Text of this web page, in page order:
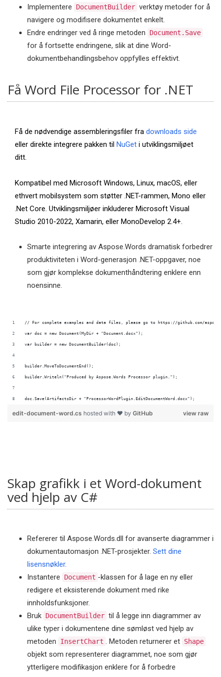
Implementere
DocumentBuilder verktøy metoder for å
navigere og modifisere dokumentet enkelt.
Endre endringer ved å ringe metoden
Document.Save
for å fortsette endringene, slik at dine Word-
dokumentbehandlingsbehov oppfylles effektivt.
Få Word File Processor for .NET
Få de nødvendige assembleringsfiler fra downloads side
eller direkte integrere pakken til NuGet i utviklingsmiljøet
ditt.
Kompatibel med Microsoft Windows, Linux, macOS, eller
ethvert mobilsystem som støtter .NET-rammen, Mono eller
.Net Core. Utviklingsmiljøer inkluderer Microsoft Visual
Studio 2010-2022, Xamarin, eller MonoDevelop 2.4+.
Smarte integrering av Aspose.Words dramatisk forbedrer
produktiviteten i Word-generasjon .NET-oppgaver, noe
som gjør komplekse dokumenthåndtering enklere enn
noensinne.
doc.Save(ArtifactsDir + "ProcessorWordPlugin.EditDocumentWord.docx");
view raw
edit-document-word.cs hosted with ❤ by GitHub
Skap grafikk i et Word-dokument
ved hjelp av C#
Refererer til Aspose.Words.dll for avanserte diagrammer i
dokumentautomasjon .NET-prosjekter. Sett dine
lisensnøkler.
Instantere
Document -klassen for å lage en ny eller
redigere et eksisterende dokument med rike
innholdsfunksjoner.
Bruk DocumentBuilder til å legge inn diagrammer av
ulike typer i dokumentene dine sømløst ved hjelp av
metoden
InsertChart . Metoden returnerer et Shape
objekt som representerer diagrammet, noe som gjør
ytterligere modifikasjon enklere for å forbedre